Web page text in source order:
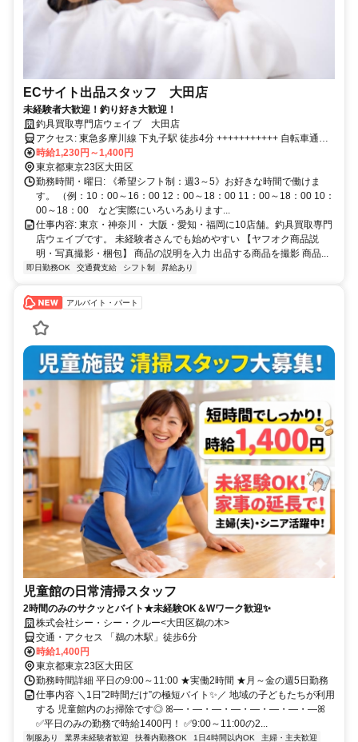
ECサイト出品スタッフ 大田店
未経験者大歓迎！釣り好き大歓迎！
釣具買取専門店ウェイブ 大田店
アクセス: 東急多摩川線 下丸子駅 徒歩4分 +++++++++++ 自転車通勤
OK +++++++++++
時給1,230円～1,400円
東京都東京23区大田区
勤務時間・曜日: 《希望シフト制：週3～5》お好きな時間で働けま
す。 （例：10：00～16：00 12：00～18：00 11：00～18：00 10：
00～18：00 など実際にいろいろあります...
仕事内容: 東京・神奈川・ 大阪・愛知・福岡に10店舗。釣具買取専門
店ウェイブです。 未経験者さんでも始めやすい 【ヤフオク商品説
明・写真撮影・梱包】 商品の説明を入力 出品する商品を撮影 商品...
即日勤務OK 交通費支給 シフト制 昇給あり
アルバイト・パート
児童館の日常清掃スタッフ
2時間のみのサクッとバイト★未経験OK＆Wワーク歓迎✨
株式会社シー・シー・クルー<大田区鵜の木>
交通・アクセス 「鵜の木駅」徒歩6分
時給1,400円
東京都東京23区大田区
勤務時間詳細 平日の9:00～11:00 ★実働2時間 ★月～金の週5日勤務
仕事内容 ＼1日”2時間だけ”の極短バイト✨／ 地域の子どもたちが利用
する 児童館内のお掃除です◎ ꕤ―・―・―・―・―・―・―・―ꕤ
✅平日のみの勤務で時給1400円！ ✅9:00～11:00の2...
制服あり 業界未経験者歓迎 扶養内勤務OK 1日4時間以内OK
主婦・主夫歓迎